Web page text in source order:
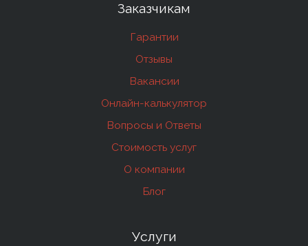
Заказчикам
Гарантии
Отзывы
Вакансии
Онлайн-калькулятор
Вопросы и Ответы
Стоимость услуг
О компании
Блог
Услуги